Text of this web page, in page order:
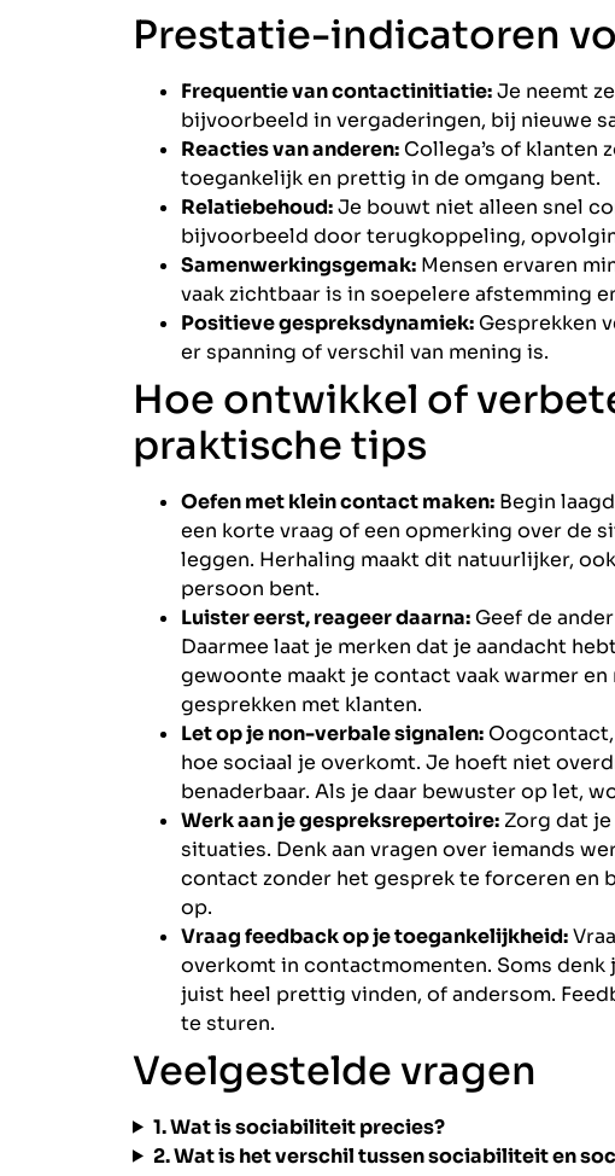
Prestatie-indicatoren
Frequentie van contactinitiatie:Je neemt
bijvoorbeeld in vergaderingen, bij nieuwe
Reacties van anderen: Collega’s of klanten
toegankelijk en prettig in de omgang bent.
Relatiebehoud:Je bouwt niet alleen snel
bijvoorbeeld door terugkoppeling,
Samenwerkingsgemak: Mensen ervaren
vaak zichtbaar is in soepelere afstemming
Positieve gespreksdynamiek: Gesprekken
er spanning of verschil van mening is.
Hoe ontwikkel of
praktische tips
Oefen met klein contact maken: Begin
een korte vraag of een opmerking over de
leggen. Herhaling maakt dit natuurlijker,
persoon bent.
Luister eerst, reageer daarna: Geef de
Daarmee laat je merken dat je aandacht
gewoonte maakt je contact vaak warmer
gesprekken met klanten.
Let op je non-verbale signalen:
hoe sociaal je overkomt. Je hoeft niet
benaderbaar. Als je daar bewuster op let,
Werk aan je gespreksrepertoire: Zorg dat
situaties. Denk aan vragen over iemands
contact zonder het gesprek te forceren en
op.
Vraag feedback op je toegankelijkheid:
overkomt in contactmomenten. Soms
juist heel prettig vinden, of andersom.
te sturen.
Veelgestelde vragen
1. Wat is sociabiliteit precies?
2. Wat is het verschil tussen sociabiliteit en